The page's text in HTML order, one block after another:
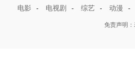
电影 - 电视剧 - 综艺 - 动漫 -
免责声明